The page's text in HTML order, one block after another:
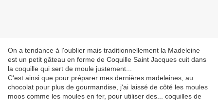
On a tendance à l'oublier mais traditionnellement la Madeleine
est un petit gâteau en forme de Coquille Saint Jacques cuit dans
la coquille qui sert de moule justement...
C'est ainsi que pour préparer mes dernières madeleines, au
chocolat pour plus de gourmandise, j'ai laissé de côté les moules
moos comme les moules en fer, pour utiliser des... coquilles de